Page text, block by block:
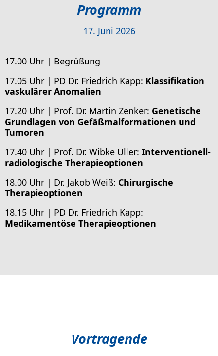
Programm
17. Juni 2026
17.00 Uhr | Begrüßung
17.05 Uhr | PD Dr. Friedrich Kapp: Klassifikation
vaskulärer Anomalien
17.20 Uhr | Prof. Dr. Martin Zenker: Genetische
Grundlagen von Gefäßmalformationen und
Tumoren
17.40 Uhr | Prof. Dr. Wibke Uller: Interventionell-
radiologische Therapieoptionen
18.00 Uhr | Dr. Jakob Weiß: Chirurgische
Therapieoptionen
18.15 Uhr | PD Dr. Friedrich Kapp:
Medikamentöse Therapieoptionen
Vortragende